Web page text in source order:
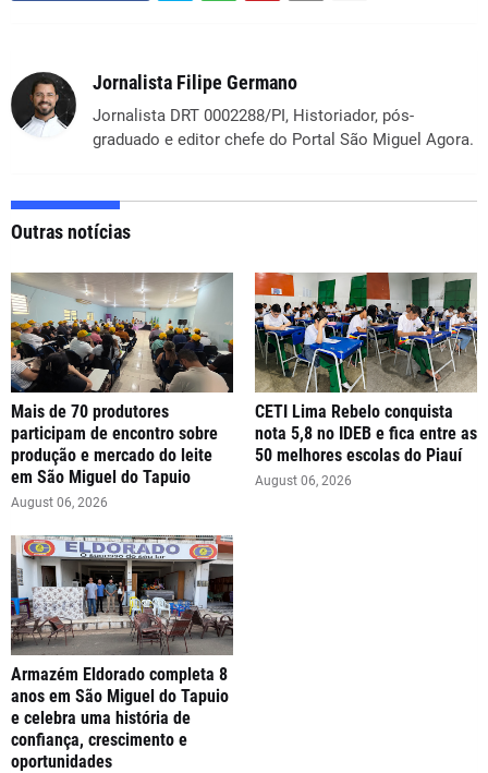
Jornalista Filipe Germano
Jornalista DRT 0002288/PI, Historiador, pós-
graduado e editor chefe do Portal São Miguel Agora.
Outras notícias
Mais de 70 produtores
participam de encontro sobre
produção e mercado do leite
em São Miguel do Tapuio
August 06, 2026
CETI Lima Rebelo conquista
nota 5,8 no IDEB e fica entre as
50 melhores escolas do Piauí
August 06, 2026
Armazém Eldorado completa 8
anos em São Miguel do Tapuio
e celebra uma história de
confiança, crescimento e
oportunidades